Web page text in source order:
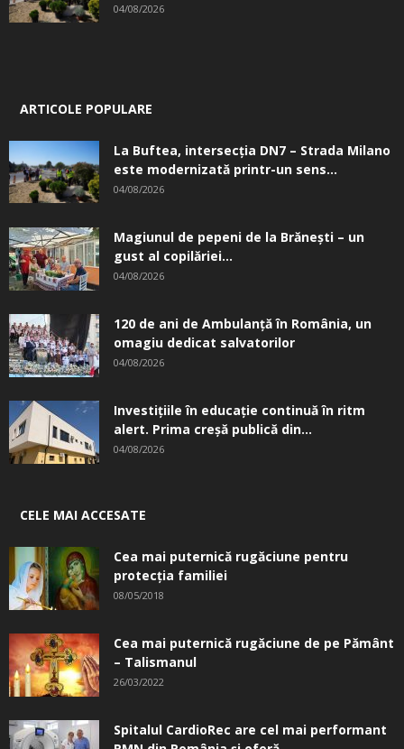
04/08/2026
ARTICOLE POPULARE
La Buftea, intersecţia DN7 – Strada Milano
este modernizată printr-un sens...
04/08/2026
Magiunul de pepeni de la Brăneşti – un
gust al copilăriei...
04/08/2026
120 de ani de Ambulanță în România, un
omagiu dedicat salvatorilor
04/08/2026
Investițiile în educație continuă în ritm
alert. Prima creşă publică din...
04/08/2026
CELE MAI ACCESATE
Cea mai puternică rugăciune pentru
protecția familiei
08/05/2018
Cea mai puternică rugăciune de pe Pământ
– Talismanul
26/03/2022
Spitalul CardioRec are cel mai performant